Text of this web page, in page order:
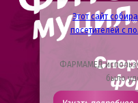
Этот сайт
посетителей с
ФАРМАМЕД
было